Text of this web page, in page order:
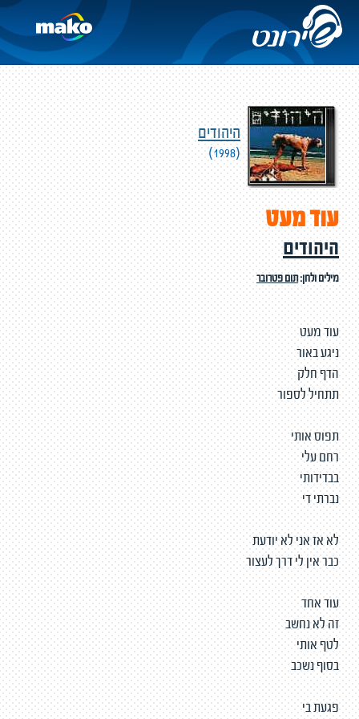
היהודים
(1998)
עוד מעט
היהודים
מילים ולחן:תום פטרובר
עוד מעט
ניגע באור
הדף חלק
תתחיל לספור
תפוס אותי
רחם עלי
בבדידותי
נברתי די
לא אז אני לא יודעת
כבר אין לי דרך לעצור
עוד אחד
זה לא נחשב
לטף אותי
בסוף נשכב
פגעת בי